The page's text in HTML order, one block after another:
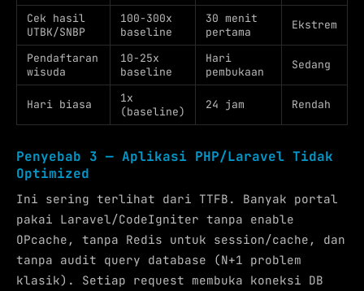
Cek hasil
UTBK/SNBP
100-300x
baseline
30 menit
pertama
Ekstrem
Pendaftaran
wisuda
10-25x
baseline
Hari
pembukaan
Sedang
Hari biasa
1x
(baseline)
24 jam Rendah
Penyebab 3 — Aplikasi PHP/Laravel Tidak
Optimized
Ini sering terlihat dari TTFB. Banyak portal
pakai Laravel/CodeIgniter tanpa enable
OPcache, tanpa Redis untuk session/cache, dan
tanpa audit query database (N+1 problem
klasik). Setiap request membuka koneksi DB